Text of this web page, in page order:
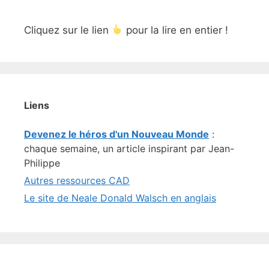
Cliquez sur le lien pour la lire en entier !
Liens
Devenez le héros d'un Nouveau Monde :
chaque semaine, un article inspirant par Jean-
Philippe
Autres ressources CAD
Le site de Neale Donald Walsch en anglais